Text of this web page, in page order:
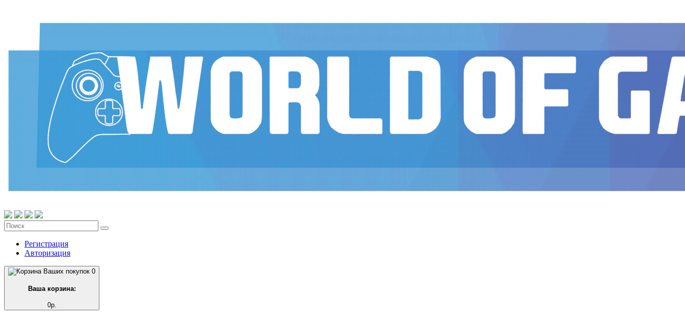
Регистрация
Авторизация
0
Ваша корзина:
0р.